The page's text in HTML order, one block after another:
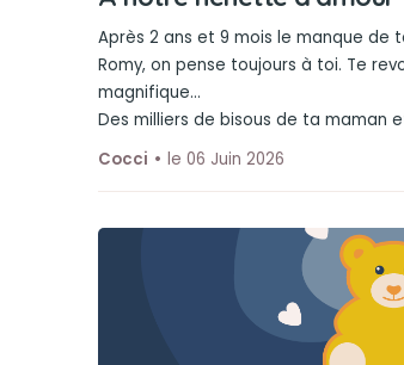
Après 2 ans et 9 mois le manque de
Romy, on pense toujours à toi. Te
magnifique...
Des milliers de bisous de ta maman
Cocci
le 06 Juin 2026